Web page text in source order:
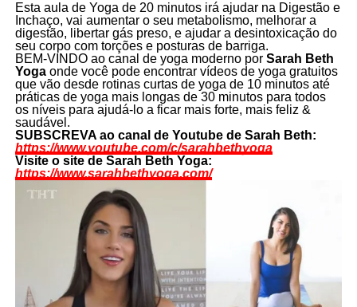
Esta aula de Yoga de 20 minutos irá ajudar na Digestão e
Inchaço, vai aumentar o seu metabolismo, melhorar a
digestão, libertar gás preso, e ajudar a desintoxicação do
seu corpo com torções e posturas de barriga.
BEM-VINDO ao canal de yoga moderno por Sarah Beth
Yogaonde você pode encontrar vídeos de yoga gratuitos
que vão desde rotinas curtas de yoga de 10 minutos até
práticas de yoga mais longas de 30 minutos para todos
os níveis para ajudá-lo a ficar mais forte, mais feliz &
saudável.
SUBSCREVA ao canal de Youtube de Sarah Beth:
https://www.youtube.com/c/sarahbethyoga
Visite o site de Sarah Beth Yoga:
https://www.sarahbethyoga.com/